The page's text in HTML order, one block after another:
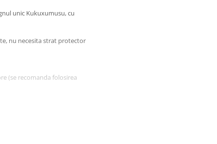
unic Kukuxumusu, cu
nu necesita strat protector
(se recomanda folosirea
in exterior
care poate bloca